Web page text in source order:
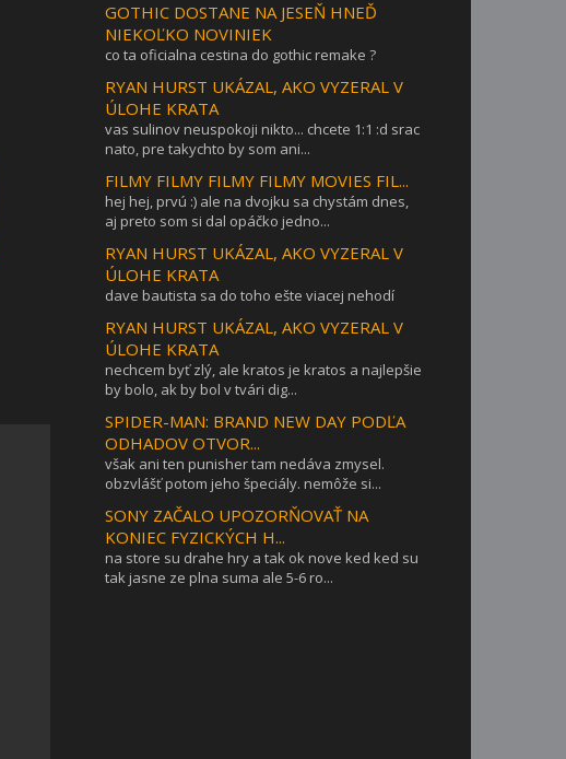
GOTHIC DOSTANE NA JESEŇ HNEĎ
NIEKOĽKO NOVINIEK
co ta oficialna cestina do gothic remake ?
RYAN HURST UKÁZAL, AKO VYZERAL V
ÚLOHE KRATA
vas sulinov neuspokoji nikto... chcete 1:1 :d srac
nato, pre takychto by som ani...
FILMY FILMY FILMY FILMY MOVIES FIL...
hej hej, prvú :) ale na dvojku sa chystám dnes,
aj preto som si dal opáčko jedno...
RYAN HURST UKÁZAL, AKO VYZERAL V
ÚLOHE KRATA
dave bautista sa do toho ešte viacej nehodí
RYAN HURST UKÁZAL, AKO VYZERAL V
ÚLOHE KRATA
nechcem byť zlý, ale kratos je kratos a najlepšie
by bolo, ak by bol v tvári dig...
SPIDER-MAN: BRAND NEW DAY PODĽA
ODHADOV OTVOR...
však ani ten punisher tam nedáva zmysel.
obzvlášť potom jeho špeciály. nemôže si...
SONY ZAČALO UPOZORŇOVAŤ NA
KONIEC FYZICKÝCH H...
na store su drahe hry a tak ok nove ked ked su
tak jasne ze plna suma ale 5-6 ro...